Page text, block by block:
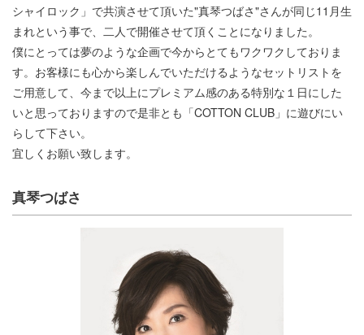
シャイロック」で共演させて頂いた"真琴つばさ"さんが同じ11月生
まれという事で、二人で開催させて頂くことになりました。
僕にとっては夢のような企画で今からとてもワクワクしておりま
す。お客様にも心から楽しんでいただけるようなセットリストを
ご用意して、今まで以上にプレミアム感のある特別な１日にした
いと思っておりますので是非とも「COTTON CLUB」に遊びにい
らして下さい。
宜しくお願い致します。
真琴つばさ